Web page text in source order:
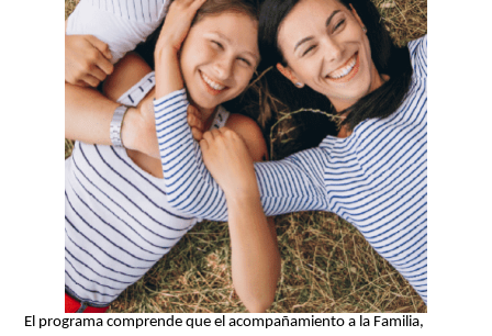
El programa comprende que el acompañamiento a la Familia,